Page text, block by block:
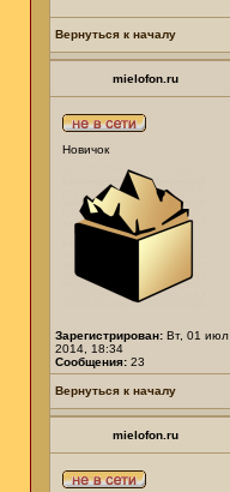
Вернуться к началу
mielofon.ru
Новичок
Зарегистрирован: Вт, 01 июл
2014, 18:34
Сообщения: 23
Вернуться к началу
mielofon.ru